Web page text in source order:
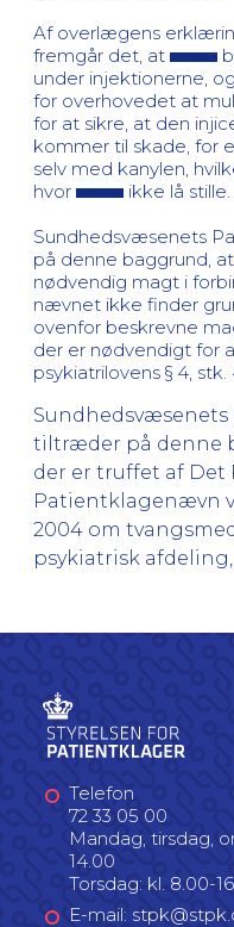
Af overlægens
fremgår det, at
under injektionerne,
for overhovedet at
for at sikre, at den
kommer til skade, for
selv med kanylen,
hvor
ikke lå stille.
Sundhedsvæsenets
på denne baggrund, at
nødvendig magt i
nævnet ikke finder
ovenfor beskrevne
der er nødvendigt for
psykiatrilovens § 4, stk.
tiltræder på denne
der er truffet af Det
Patientklagenævn
2004 om
psykiatrisk afdeling,
Telefon
72 33 05 00
Mandag, tirsdag,
14.00
Torsdag: kl. 8.00-
E-mail: